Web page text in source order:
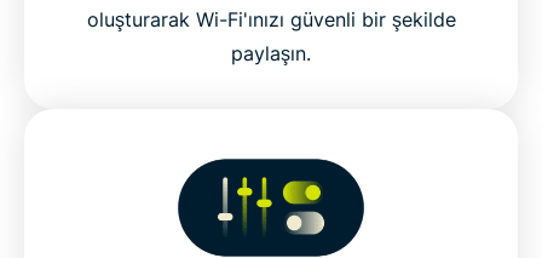
oluşturarak Wi-Fi'ınızı güvenli bir şekilde
paylaşın.